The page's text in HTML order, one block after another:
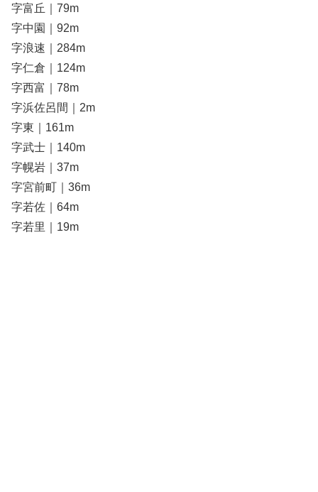
字富丘｜79m
字中園｜92m
字浪速｜284m
字仁倉｜124m
字西富｜78m
字浜佐呂間｜2m
字東｜161m
字武士｜140m
字幌岩｜37m
字宮前町｜36m
字若佐｜64m
字若里｜19m